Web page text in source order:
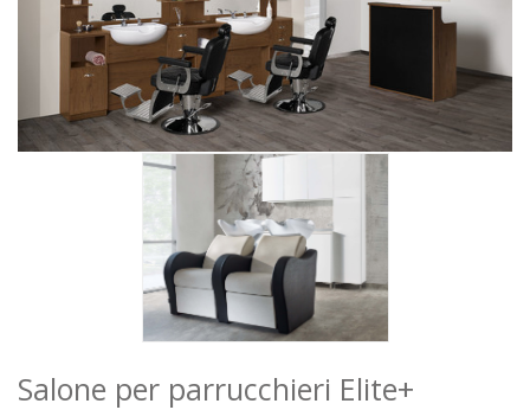
WARTEBEREICH
BARBER
ZUBEHÖR
ANGEBOTE
Salone per parrucchieri Elite+